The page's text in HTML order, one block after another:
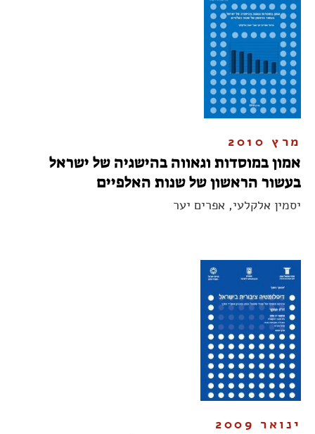
מרץ 2010
אמון במוסדות וגאווה בהישגיה של ישראל
בעשור הראשון של שנות האלפיים
יסמין אלקלעי, אפרים יער
ינואר 2009